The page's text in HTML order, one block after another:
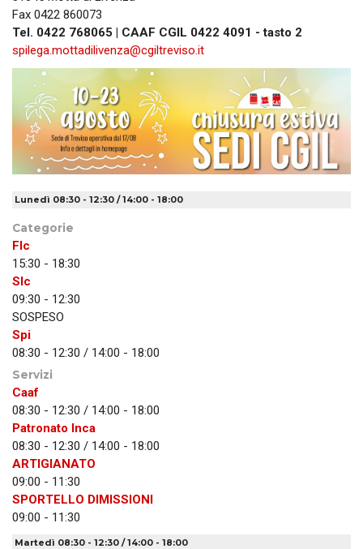
CONTATTI
Fax 0422 860073
Tel. 0422 768065 | CAAF CGIL 0422 4091 - tasto 2
spilega.mottadilivenza@cgiltreviso.it
Lunedì 08:30 - 12:30 / 14:00 - 18:00
Categorie
Flc
15:30 - 18:30
Slc
09:30 - 12:30
SOSPESO
Spi
08:30 - 12:30 / 14:00 - 18:00
Servizi
Caaf
08:30 - 12:30 / 14:00 - 18:00
Patronato Inca
08:30 - 12:30 / 14:00 - 18:00
ARTIGIANATO
09:00 - 11:30
SPORTELLO DIMISSIONI
09:00 - 11:30
Martedì 08:30 - 12:30 / 14:00 - 18:00